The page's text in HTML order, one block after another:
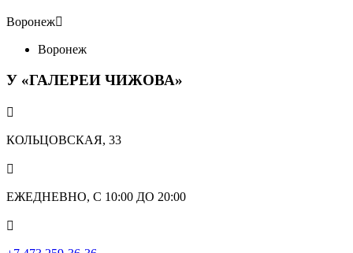
Воронеж
Воронеж
У «ГАЛЕРЕИ ЧИЖОВА»

КОЛЬЦОВСКАЯ, 33

ЕЖЕДНЕВНО, С 10:00 ДО 20:00
